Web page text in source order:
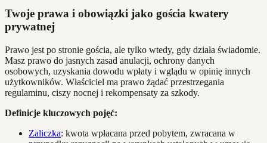
Twoje prawa i obowiązki jako gościa kwatery
prywatnej
Prawo jest po stronie gościa, ale tylko wtedy, gdy działa świadomie.
Masz prawo do jasnych zasad anulacji, ochrony danych
osobowych, uzyskania dowodu wpłaty i wglądu w opinię innych
użytkowników. Właściciel ma prawo żądać przestrzegania
regulaminu, ciszy nocnej i rekompensaty za szkody.
Definicje kluczowych pojęć:
Zaliczka: kwota wpłacana przed pobytem, zwracana w